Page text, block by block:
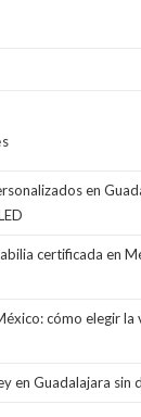
en
certificada en
cómo elegir
en Guadalajara sin